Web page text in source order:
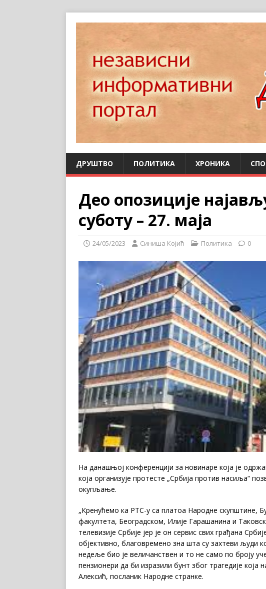
ДРУШТВО ПОЛИТИКА ХРОНИКА
Део опозиције
суботу – 27. маја
24/05/2023 Синиша Којић Политика 0
На данашњој конференцији за новинаре која је
која организује протесте „Србија против насиља“
окупљање.
„Кренућемо ка РТС-у са платоа Народне скупштине,
факултета, Београдском, Илије Гарашанина и
телевизије Србије јер је он сервис свих грађана
објективно, благовремено зна шта су захтеви људи
недеље био је величанствен и то не само по броју
пензионери да би изразили бунт због трагедије која
Алексић, посланик Народне странке.